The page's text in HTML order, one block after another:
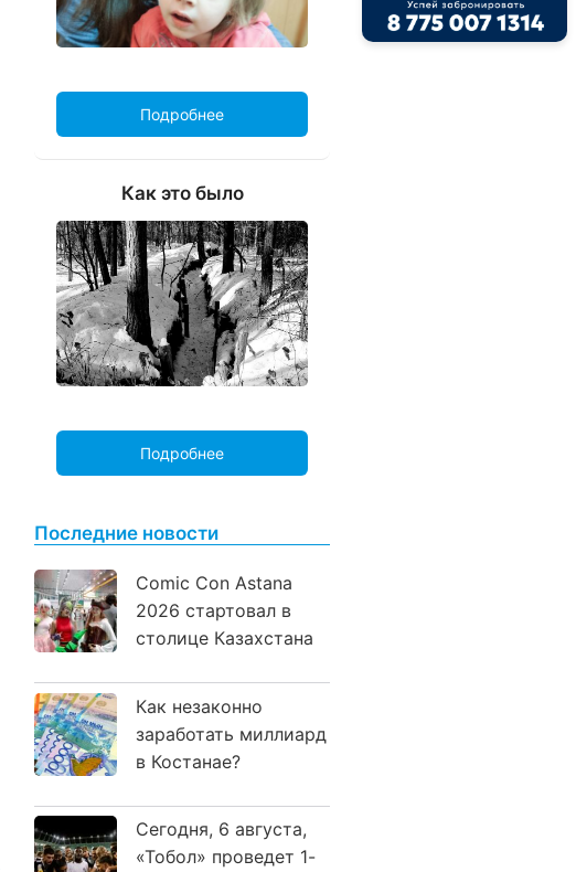
Подробнее
Как это было
Подробнее
Последние новости
Comic Con Astana
2026 стартовал в
столице Казахстана
Как незаконно
заработать миллиард
в Костанае?
Сегодня, 6 августа,
«Тобол» проведет 1-